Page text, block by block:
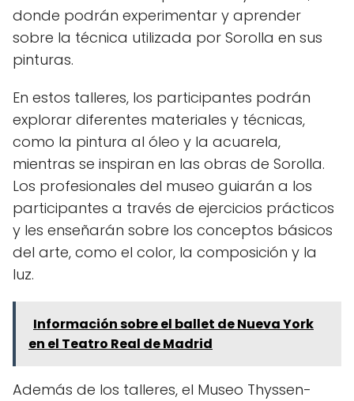
donde podrán experimentar y aprender
sobre la técnica utilizada por Sorolla en sus
pinturas.
En estos talleres, los participantes podrán
explorar diferentes materiales y técnicas,
como la pintura al óleo y la acuarela,
mientras se inspiran en las obras de Sorolla.
Los profesionales del museo guiarán a los
participantes a través de ejercicios prácticos
y les enseñarán sobre los conceptos básicos
del arte, como el color, la composición y la
luz.
Información sobre el ballet de Nueva York
en el Teatro Real de Madrid
Además de los talleres, el Museo Thyssen-